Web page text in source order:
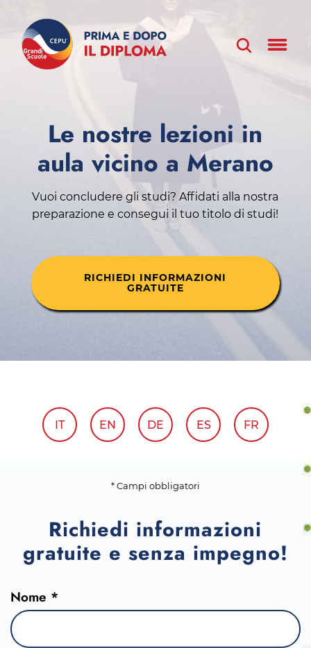
Le nostre lezioni in
aula vicino a Merano
Vuoi concludere gli studi? Affidati alla nostra
preparazione e consegui il tuo titolo di studi!
RICHIEDI INFORMAZIONI
GRATUITE
IT EN DE ES FR
* Campi obbligatori
Richiedi informazioni
gratuite e senza impegno!
Nome *